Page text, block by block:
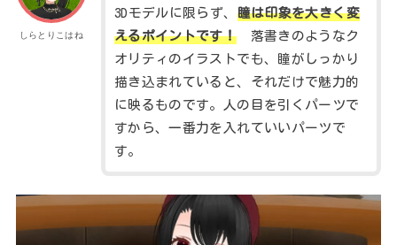
しらとりこはね
3Dモデルに限らず、 瞳は印象を大きく変
えるポイントです！ 落書きのようなク
オリティのイラストでも、瞳がしっかり
描き込まれていると、それだけで魅力的
に映るものです。人の目を引くパーツで
すから、一番力を入れていいパーツで
す。